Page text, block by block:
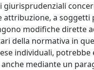
attribuzione, a
modifiche dirette
della normativa in
individuali,
mediante un